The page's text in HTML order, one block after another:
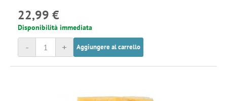
22,99 €
Disponibilità immediata
+
- Aggiungere al carrello